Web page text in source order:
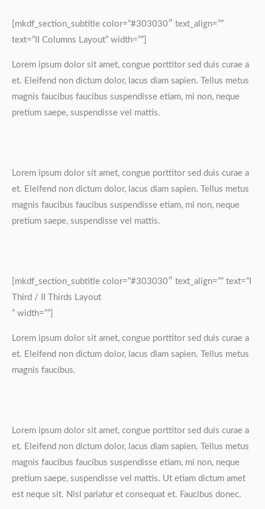
[mkdf_section_subtitle color=”#303030″ text_align=””
text=”II Columns Layout” width=””]
Lorem ipsum dolor sit amet, congue porttitor sed duis curae a
et. Eleifend non dictum dolor, lacus diam sapien. Tellus metus
magnis faucibus faucibus suspendisse etiam, mi non, neque
pretium saepe, suspendisse vel mattis.
Lorem ipsum dolor sit amet, congue porttitor sed duis curae a
et. Eleifend non dictum dolor, lacus diam sapien. Tellus metus
magnis faucibus faucibus suspendisse etiam, mi non, neque
pretium saepe, suspendisse vel mattis.
[mkdf_section_subtitle color=”#303030″ text_align=”” text=”I
Third / II Thirds Layout
” width=””]
Lorem ipsum dolor sit amet, congue porttitor sed duis curae a
et. Eleifend non dictum dolor, lacus diam sapien. Tellus metus
magnis faucibus.
Lorem ipsum dolor sit amet, congue porttitor sed duis curae a
et. Eleifend non dictum dolor, lacus diam sapien. Tellus metus
magnis faucibus faucibus suspendisse etiam, mi non, neque
pretium saepe, suspendisse vel mattis. Ut etiam dictum amet
est neque sit. Nisl pariatur et consequat et. Faucibus donec.